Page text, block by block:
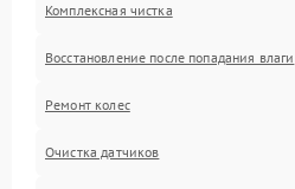
Комплексная чистка
Восстановление после попадания влаги
Ремонт колес
Очистка датчиков